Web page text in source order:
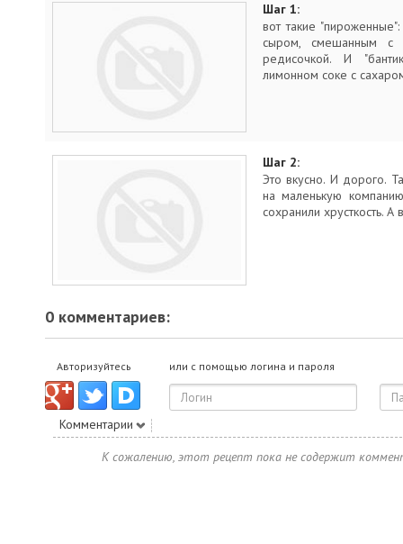
Шаг 1:
вот такие
сыром, смешанным с
редисочкой. И
лимонном соке с
Шаг 2:
Это вкусно. И дорого.
на маленькую
сохранили хрусткость.
0 комментариев:
Авторизуйтесь или с помощью логина и пароля
Комментарии
К сожалению, этот рецепт пока не содержит